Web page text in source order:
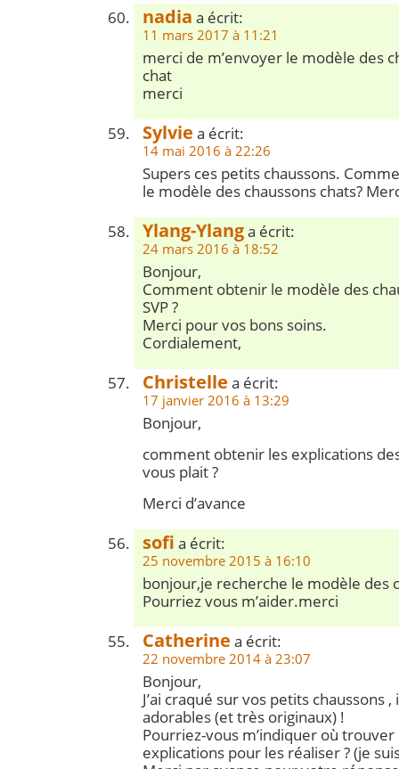
nadia a écrit:
11 mars 2017 à 11:21
merci de m’envoyer le modèle des
chat
merci
Sylvie a écrit:
14 mai 2016 à 22:26
Supers ces petits chaussons.
le modèle des chaussons chats?
Ylang-Ylanga écrit:
24 mars 2016 à 18:52
Bonjour,
Comment obtenir le modèle des
SVP ?
Merci pour vos bons soins.
Cordialement,
Christelle a écrit:
17 janvier 2016 à 13:29
Bonjour,
comment obtenir les explications
vous plait ?
Merci d’avance
sofi a écrit:
25 novembre 2015 à 16:10
bonjour,je recherche le modèle des
Pourriez vous m’aider.merci
Catherine a écrit:
22 novembre 2014 à 23:07
Bonjour,
J’ai craqué sur vos petits chaussons
adorables (et très originaux) !
Pourriez-vous m’indiquer où
explications pour les réaliser ? (je